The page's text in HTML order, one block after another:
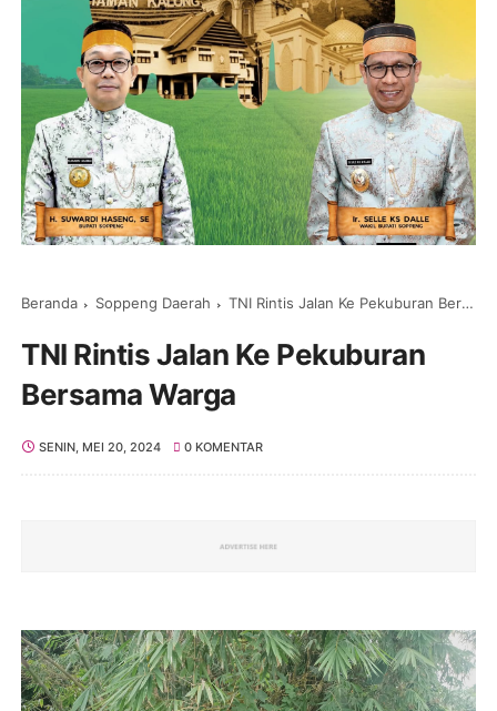
Beranda Soppeng Daerah TNI Rintis Jalan Ke Pekuburan Bersama Warga
TNI Rintis Jalan Ke Pekuburan
Bersama Warga
SENIN, MEI 20, 2024 0 KOMENTAR